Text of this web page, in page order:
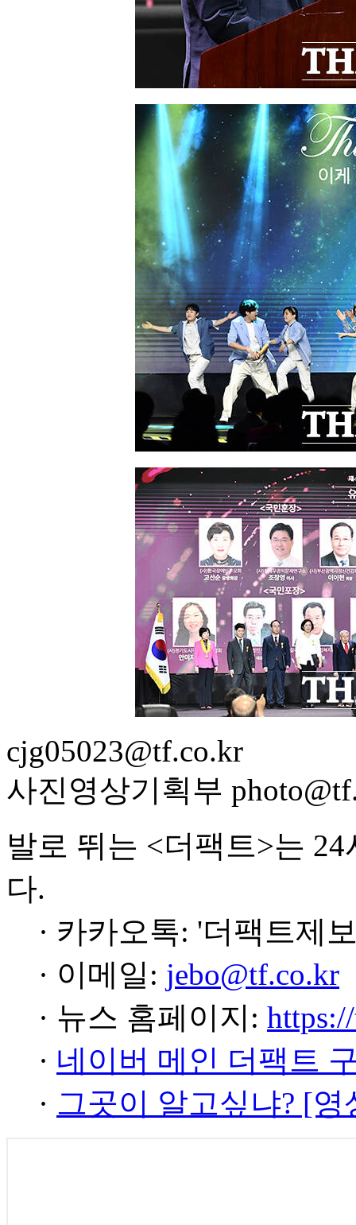
cjg05023@tf.co.kr
사진영상기획부
발로 뛰는 <더팩트>는
다.
· 카카오톡: '더팩트제
· 이메일: jebo@tf.co.kr
· 뉴스 홈페이지:
· 네이버 메인 더팩트
· 그곳이 알고싶냐? [